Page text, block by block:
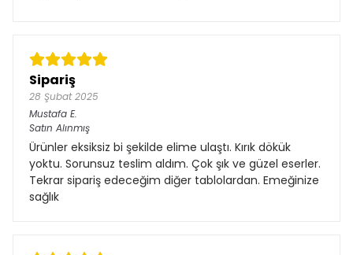
Sipariş
28 Şubat 2025
Mustafa E.
Satın Alınmış
Ürünler eksiksiz bi şekilde elime ulaştı. Kırık dökük
yoktu. Sorunsuz teslim aldım. Çok şık ve güzel eserler.
Tekrar sipariş edeceğim diğer tablolardan. Emeğinize
sağlık